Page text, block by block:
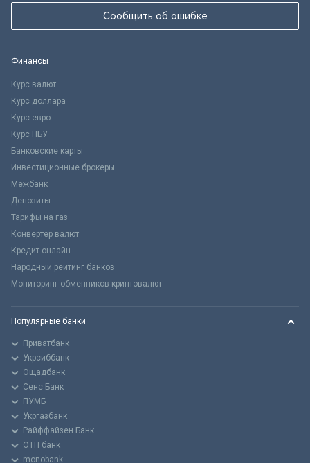
Сообщить об ошибке
Финансы
Курс валют
Курс доллара
Курс евро
Курс НБУ
Банковские карты
Инвестиционные брокеры
Межбанк
Депозиты
Тарифы на газ
Конвертер валют
Кредит онлайн
Народный рейтинг банков
Мониторинг обменников криптовалют
Популярные банки
Приватбанк
Укрсиббанк
Ощадбанк
Сенс Банк
ПУМБ
Укргазбанк
Райффайзен Банк
ОТП банк
monobank